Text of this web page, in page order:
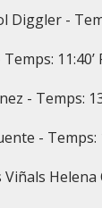
Diggler -
- Temps:
- Temps: